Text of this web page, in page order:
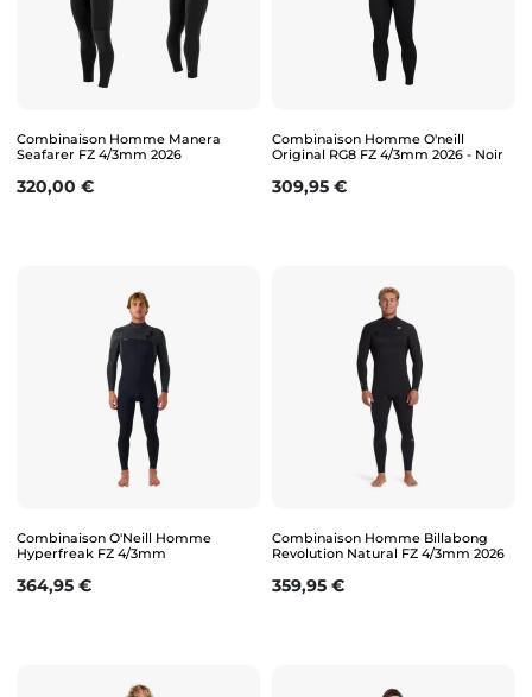
Combinaison Homme Manera
Seafarer FZ 4/3mm 2026
Prix
320,00 €
Combinaison Homme O'neill
Original RG8 FZ 4/3mm 2026 - Noir
Prix
309,95 €
Combinaison O'Neill Homme
Hyperfreak FZ 4/3mm
Prix
364,95 €
Combinaison Homme Billabong
Revolution Natural FZ 4/3mm 2026
Prix
359,95 €